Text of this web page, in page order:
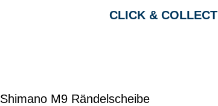
CLICK & COLLECT
Shimano M9 Rändelscheibe